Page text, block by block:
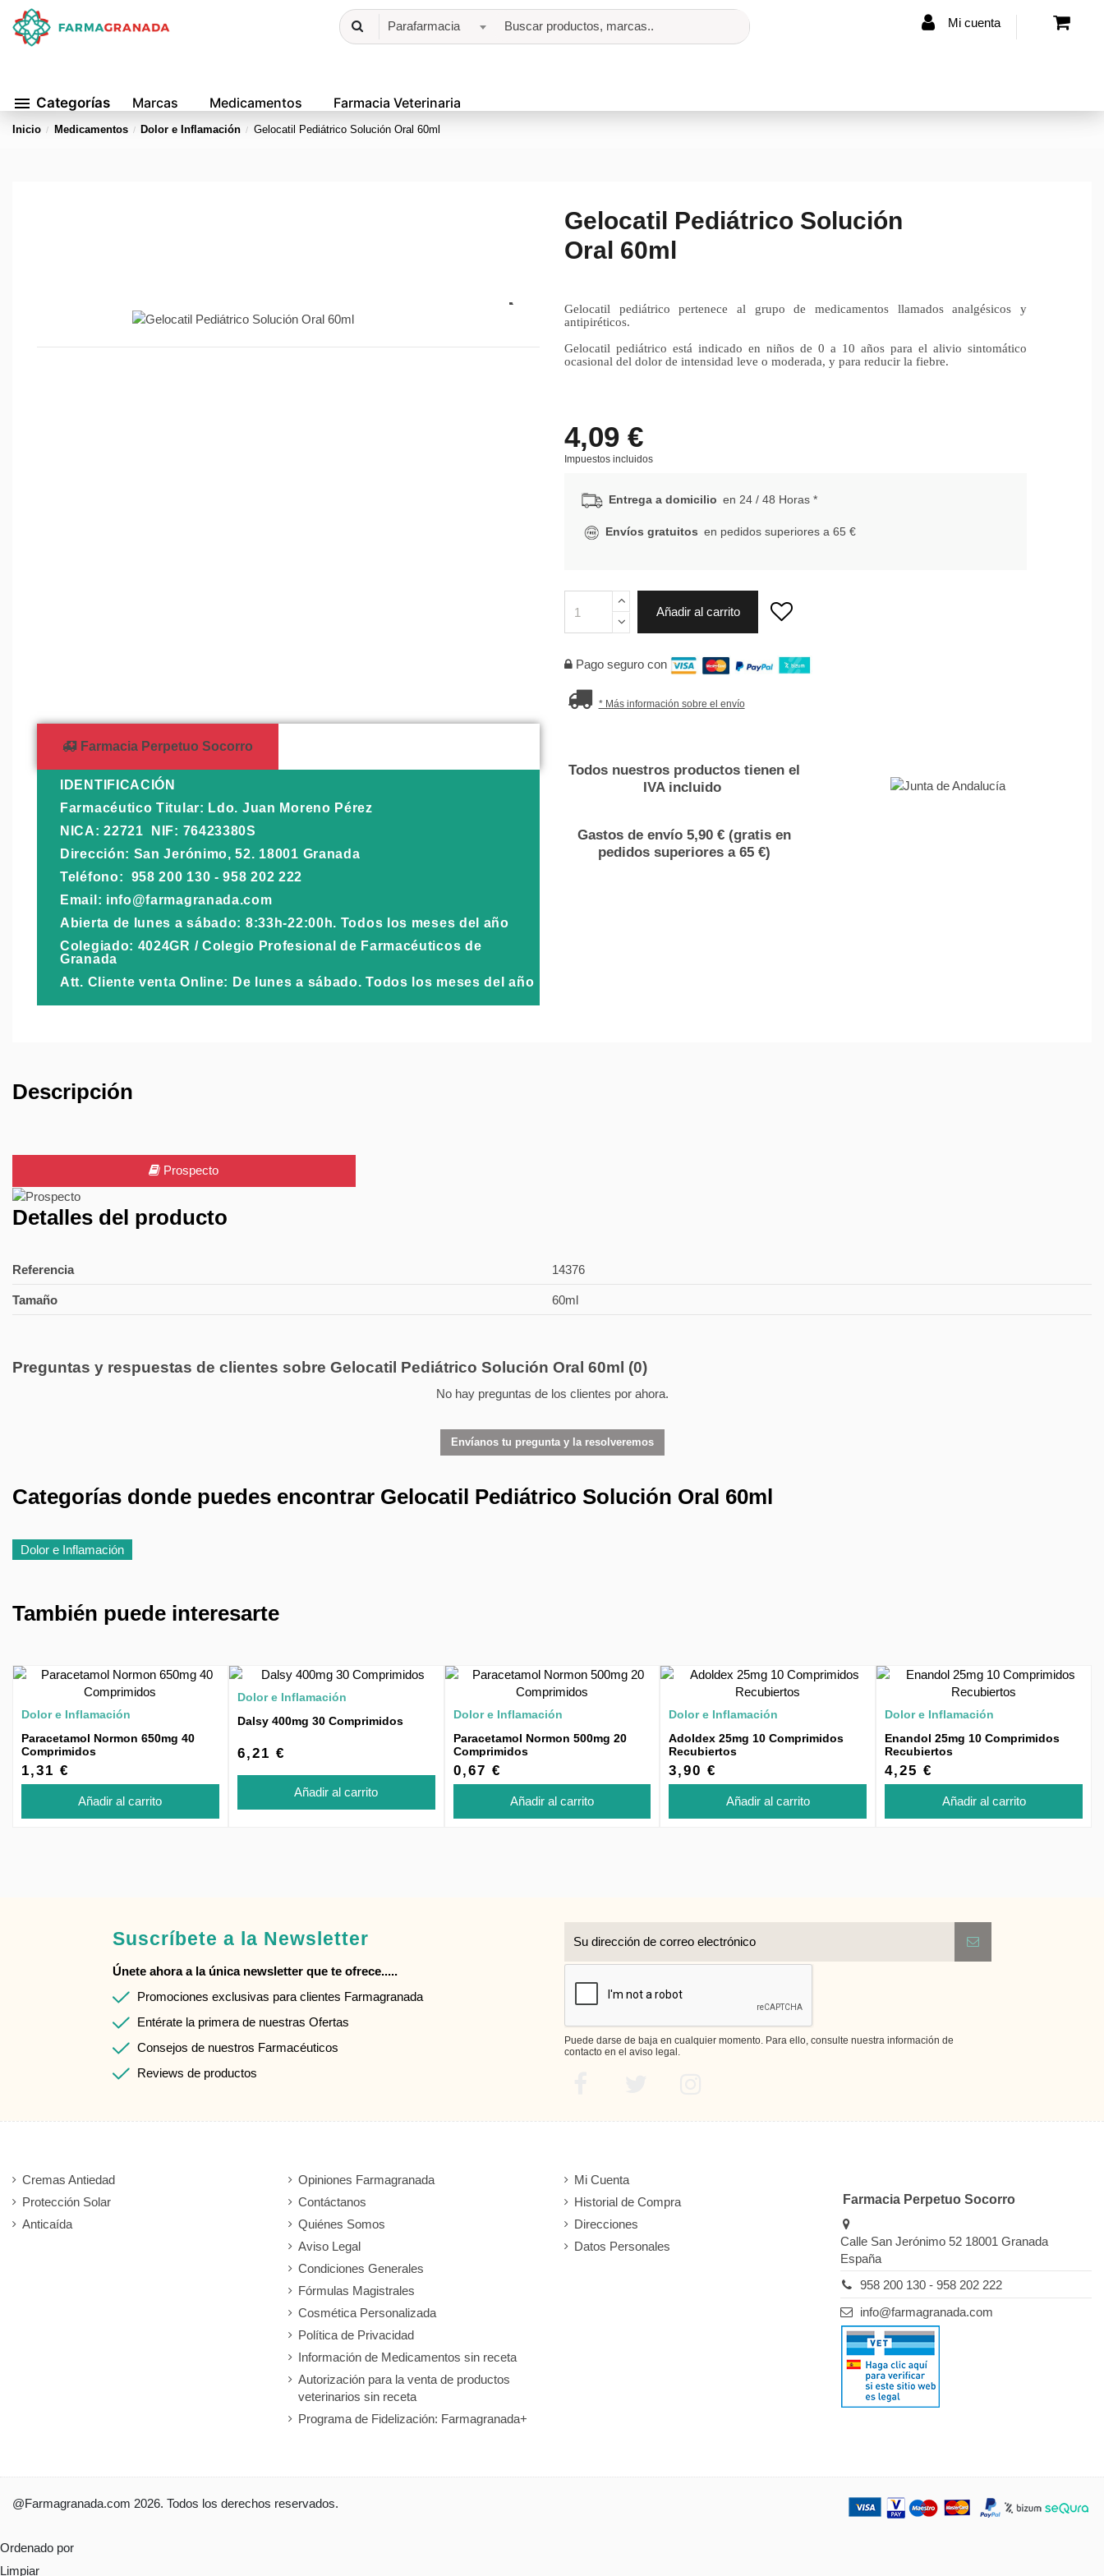
menu Categorías Marcas Medicamentos Farmacia Veterinaria
Parafarmacia Mi cuenta
Inicio Medicamentos Dolor e Inflamación Gelocatil Pediátrico Solución Oral 60ml
Gelocatil Pediátrico Solución
Oral 60ml
Gelocatil pediátrico
pertenece al grupo de medicamentos llamados analgésicos y
antipiréticos.
Gelocatil pediátrico está indicado en niños de 0 a 10 años para el alivio sintomático
ocasional del dolor de intensidad leve o moderada, y para reducir la fiebre.
4,09 €
Impuestos incluidos
Entrega a domicilio en 24 / 48 Horas *
Envíos gratuitos en pedidos superiores a 65 €
Añadir al carrito
Pago seguro con
* Más información sobre el envío
Farmacia Perpetuo Socorro
IDENTIFICACIÓN
Farmacéutico Titular: Ldo. Juan Moreno Pérez
NICA: 22721 NIF: 76423380S
Dirección: San Jerónimo, 52. 18001 Granada
Teléfono: 958 200 130 - 958 202 222
Email: info@farmagranada.com
Abierta de lunes a sábado: 8:33h-22:00h. Todos los meses del año
Colegiado: 4024GR / Colegio Profesional de Farmacéuticos de
Granada
Att. Cliente venta Online: De lunes a sábado. Todos los meses del año
Todos nuestros productos tienen el
IVA incluido
Gastos de envío 5,90 € (gratis en
pedidos superiores a 65 €)
Descripción
Prospecto
Detalles del producto
Referencia 14376
Tamaño 60ml
Preguntas y respuestas de clientes sobre Gelocatil Pediátrico Solución Oral 60ml (0)
No hay preguntas de los clientes por ahora.
Envíanos tu pregunta y la resolveremos
Categorías donde puedes encontrar Gelocatil Pediátrico Solución Oral 60ml
Dolor e Inflamación
También puede interesarte
Dolor e Inflamación
Paracetamol Normon 650mg 40
Comprimidos
1,31 €
Añadir al carrito
Dolor e Inflamación
Dalsy 400mg 30 Comprimidos
6,21 €
Añadir al carrito
Dolor e Inflamación
Paracetamol Normon 500mg 20
Comprimidos
0,67 €
Añadir al carrito
Dolor e Inflamación
Adoldex 25mg 10 Comprimidos
Recubiertos
3,90 €
Añadir al carrito
Dolor e Inflamación
Enandol 25mg 10 Comprimidos
Recubiertos
4,25 €
Añadir al carrito
Suscríbete a la Newsletter
Únete ahora a la única newsletter que te ofrece.....
Promociones exclusivas para clientes Farmagranada
Entérate la primera de nuestras Ofertas
Consejos de nuestros Farmacéuticos
Reviews de productos
Puede darse de baja en cualquier momento. Para ello, consulte nuestra información de
contacto en el aviso legal.
Cremas Antiedad
Protección Solar
Anticaída
Opiniones Farmagranada
Contáctanos
Quiénes Somos
Aviso Legal
Condiciones Generales
Fórmulas Magistrales
Cosmética Personalizada
Política de Privacidad
Información de Medicamentos sin receta
Autorización para la venta de productos
veterinarios sin receta
Programa de Fidelización: Farmagranada+
Mi Cuenta
Historial de Compra
Direcciones
Datos Personales
Farmacia Perpetuo Socorro
Calle San Jerónimo 52 18001 Granada
España
958 200 130 - 958 202 222
info@farmagranada.com
@Farmagranada.com 2026. Todos los derechos reservados.
Ordenado por
Limpiar